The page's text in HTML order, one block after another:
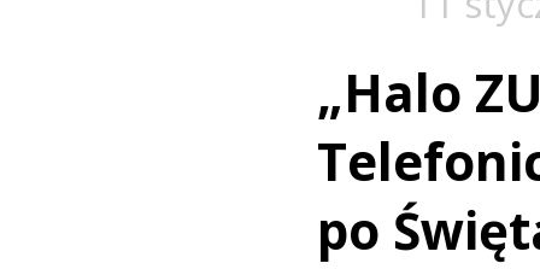
„Halo
po